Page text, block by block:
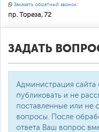
Цвет:
О
Заказать обратный звонок
пр. Тореза, 72
ЗАДАТЬ
Администрация сайта
публиковать и не
поставленные или не
вопросы. После
ответа Ваш вопрос